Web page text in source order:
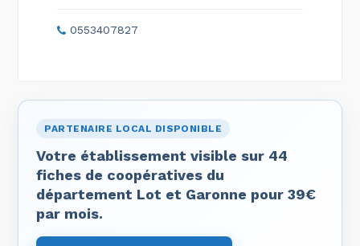
0553407827
PARTENAIRE LOCAL DISPONIBLE
Votre établissement visible sur 44
fiches de coopératives du
département Lot et Garonne pour 39€
par mois.